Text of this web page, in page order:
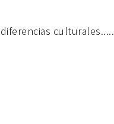
culturales.....